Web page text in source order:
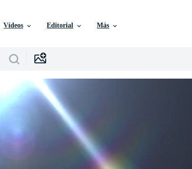
Vídeos Editorial Más